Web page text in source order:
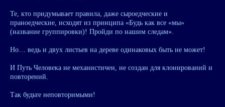
Те, кто придумывает правила, даже сыроедческие и
праноедческие, исходят из принципа «Будь как все «мы»
(название группировки)! Пройди по нашим следам».
Но… ведь и двух листьев на дереве одинаковых быть не может!
И Путь Человека не механистичен, не создан для клонирований и
повторений.
Так будьте неповторимыми!